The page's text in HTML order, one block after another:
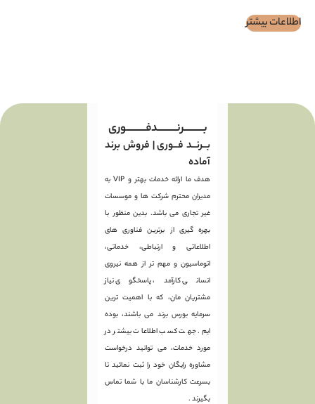
بـــــــــرنـــــــــدفـــــــــوری
بــرنــد فــوری | فروش برند
هدف ما ارائه خدمات بهتر و VIP به
مدیران محترم شرکت ها و موسسات
غیر تجاری می باشد. بدین منظور با
بهره گیری از برترین فناوری های
اطلاعاتی و ارتباطی، خدماتی،
اتوماسیون و مهم تر از همه نیروی
انسانی کارآمد، پاسخگوی نیاز
مشتریان مان، که با اهمیت ترین
سرمایه بورس برند می باشند، بوده
ایم. جهت کسب اطلاعات بیشتر در
مورد خدمات، می توانید درخواست
مشاوره رایگان خود را ثبت نمائید تا
بسرعت کارشناسان ما با شما تماس